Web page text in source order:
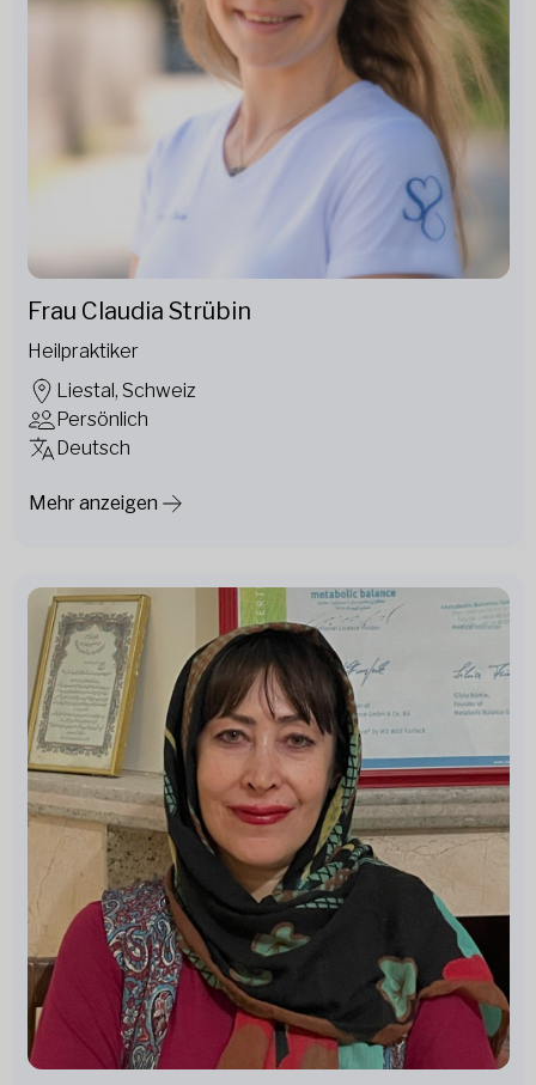
Frau Claudia Strübin
Heilpraktiker
Liestal, Schweiz
Persönlich
Deutsch
Mehr anzeigen